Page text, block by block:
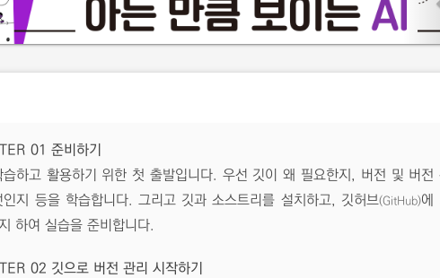
01 준비하기
습하고 활용하기 위한 첫 출발입니다. 우선 깃이 왜 필요한지, 버전 및 버전
인지 등을 학습합니다. 그리고 깃과 소스트리를 설치하고, 깃허브(GitHub)에
하여 실습을 준비합니다.
02 깃으로 버전 관리 시작하기